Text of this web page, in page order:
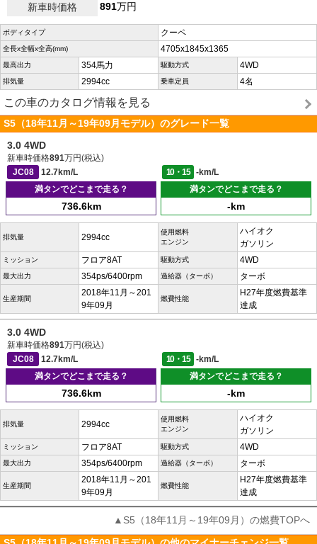
新車時価格
891万円
ボディタイプ クーペ
全長x全幅x全高(mm) 4705x1845x1365
最高出力 354馬力 駆動方式 4WD
排気量 2994cc 乗車定員 4名
この車のカタログ情報を見る
S5（18年11月～19年09月モデル）のグレード一覧
3.0 4WD
新車時価格891万円(税込)
JC08
12.7km/L 10・15
-km/L
満タンでどこまで走る？
736.6km
満タンでどこまで走る？
-km
排気量 2994cc
使用燃料
エンジン
ハイオク
ガソリン
ミッション フロア8AT 駆動方式 4WD
最大出力 354ps/6400rpm 過給器（ターボ） ターボ
生産期間
2018年11月～201
9年09月
燃費性能
H27年度燃費基準
達成
3.0 4WD
新車時価格891万円(税込)
JC08
12.7km/L 10・15
-km/L
満タンでどこまで走る？
736.6km
満タンでどこまで走る？
-km
排気量 2994cc
使用燃料
エンジン
ハイオク
ガソリン
ミッション フロア8AT 駆動方式 4WD
最大出力 354ps/6400rpm 過給器（ターボ） ターボ
生産期間
2018年11月～201
9年09月
燃費性能
H27年度燃費基準
達成
▲S5（18年11月～19年09月）の燃費TOPへ